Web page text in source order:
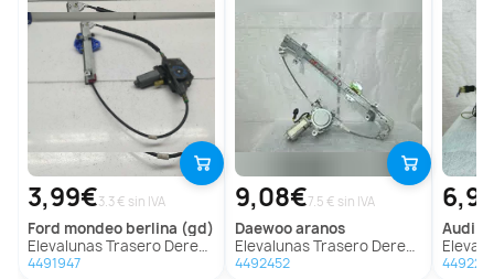
3,99€3.3 € sin IVA
ford mondeo berlina (gd)
Elevalunas Trasero Derecho para Ford Mondeo Berlina (Gd)
4491947
9,08€7.5 € sin IVA
daewooaranos
Elevalunas Trasero Derecho para Daewoo Aranos
4492452
audi